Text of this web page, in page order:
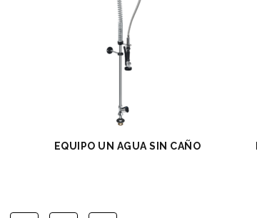
EQUIPO UN AGUA SIN CAÑO